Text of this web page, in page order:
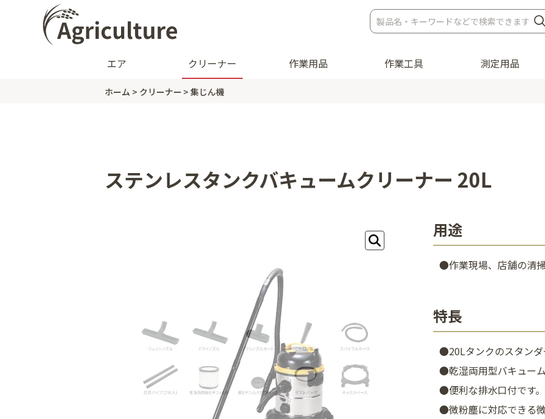
エア クリーナー 作業用品 作業工具 測定用品
ホーム クリーナー 集じん機
ステンレスタンクバキュームクリーナー 20L
用途
●作業現場、店舗の清
特長
●20Lタンクのスタンダ
●乾湿両用型バキューム
●便利な排水口付です。
●微粉塵に対応できる